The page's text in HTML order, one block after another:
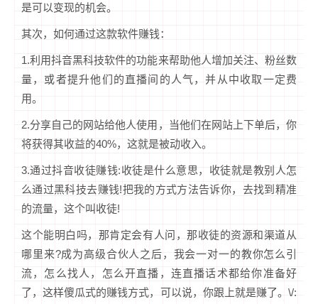
是可以变现的机会。
其次，如何通过这款软件赚钱：
1.利用抖音黑科技软件的功能来帮助他人增加关注、粉丝数
量，或者提升他们的直播间的人气，并从中收取一定费
用。
2.分享自己的网站给他人使用，当他们在网站上下单后，你
将获得其收益的40%，这就是被动收入。
3.通过抖音收徒赚钱:收徒是什么意思，收徒就是教别人怎
么通过黑科技去赚钱!把我的方式方法告诉你，去找到精准
的流量，这个叫收徒!
这个能明白吗，那肯定会有人问，那收徒的资源和渠道从
哪里来?成为高级合伙人之后，我会一对一的教你怎么引
流，怎么找人，怎么开直播，连直播话术都给你准备好
了，这样傻瓜式的赚钱方式，可以说，你跟上就是赚了。\/: